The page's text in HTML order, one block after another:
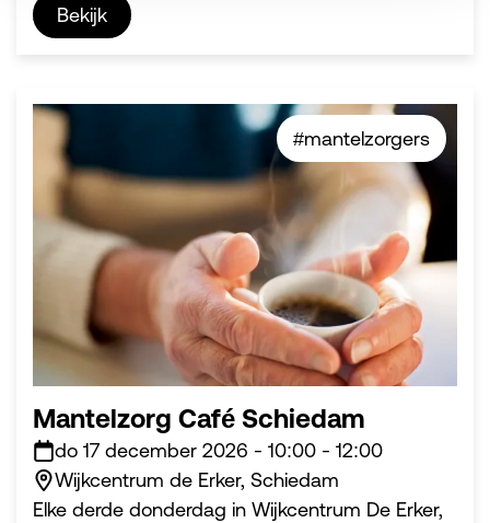
Bekijk
Mantelzorg Café Schiedam
do 17 december 2026 - 10:00 - 12:00
Wijkcentrum de Erker, Schiedam
Elke derde donderdag in Wijkcentrum De Erker,
#mantelzorgers